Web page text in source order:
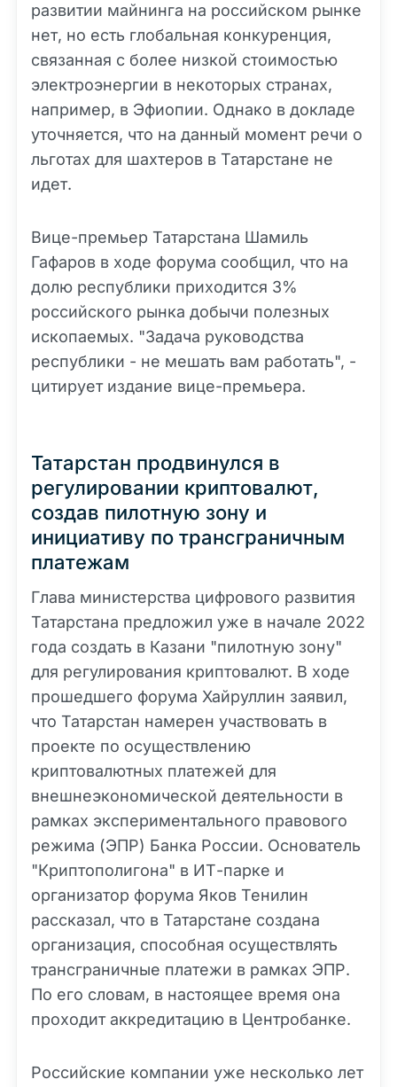
развитии майнинга на российском рынке
нет, но есть глобальная конкуренция,
связанная с более низкой стоимостью
электроэнергии в некоторых странах,
например, в Эфиопии. Однако в докладе
уточняется, что на данный момент речи о
льготах для шахтеров в Татарстане не
идет.
Вице-премьер Татарстана Шамиль
Гафаров в ходе форума сообщил, что на
долю республики приходится 3%
российского рынка добычи полезных
ископаемых. "Задача руководства
республики - не мешать вам работать", -
цитирует издание вице-премьера.
Татарстан продвинулся в
регулировании криптовалют,
создав пилотную зону и
инициативу по трансграничным
платежам
Глава министерства цифрового развития
Татарстана предложил уже в начале 2022
года создать в Казани "пилотную зону"
для регулирования криптовалют. В ходе
прошедшего форума Хайруллин заявил,
что Татарстан намерен участвовать в
проекте по осуществлению
криптовалютных платежей для
внешнеэкономической деятельности в
рамках экспериментального правового
режима (ЭПР) Банка России. Основатель
"Криптополигона" в ИТ-парке и
организатор форума Яков Тенилин
рассказал, что в Татарстане создана
организация, способная осуществлять
трансграничные платежи в рамках ЭПР.
По его словам, в настоящее время она
проходит аккредитацию в Центробанке.
Российские компании уже несколько лет